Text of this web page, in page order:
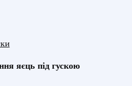
яєць під гускою